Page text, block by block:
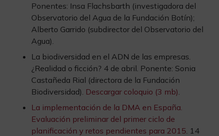
Ponentes: Insa Flachsbarth (investigadora del
Observatorio del Agua de la Fundación Botín);
Alberto Garrido (subdirector del Observatorio del
Agua).
La biodiversidad en el ADN de las empresas.
¿Realidad o ficción? 4 de abril. Ponente: Sonia
Castañeda Rial (directora de la Fundación
Biodiversidad). Descargar coloquio (3 mb)
La implementación de la DMA en España.
Evaluación preliminar del primer ciclo de
planificación y retos pendientes para 2015 . 14